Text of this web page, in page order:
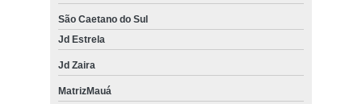
São Caetano do Sul
Jd Estrela
Jd Zaira
MatrizMauá